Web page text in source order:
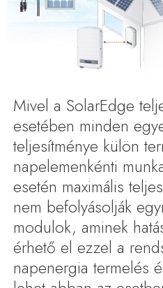
Mivel a SolarEdge
esetében minden
teljesítménye külön
napelemenkénti
esetén maximális
nem befolyásolják
modulok, aminek
érhető el ezzel a
napenergia termelés